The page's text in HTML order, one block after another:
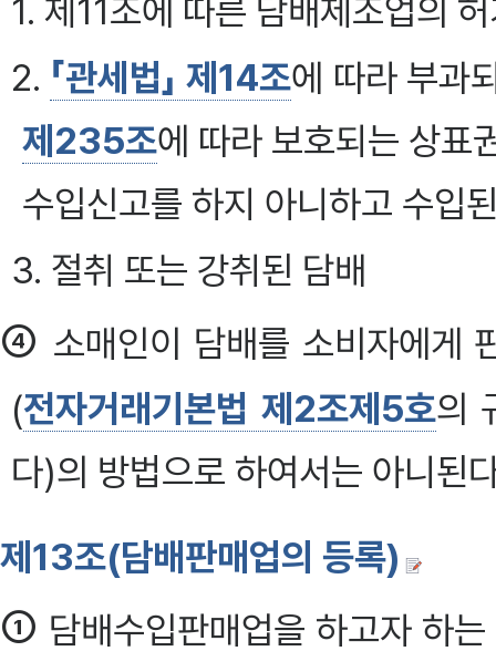
1. 제11조에 따른 담배제조업의
2. 「관세법」 제14조에 따라 부과
제235조에 따라 보호되는 상표
수입신고를 하지 아니하고 수입
3. 절취 또는 강취된 담배
④ 소매인이 담배를 소비자에게
(전자거래기본법 제2조제5호의
다)의 방법으로 하여서는 아니된
제13조(담배판매업의 등록)
① 담배수입판매업을 하고자 하